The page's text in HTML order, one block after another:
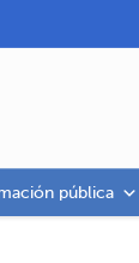
pública